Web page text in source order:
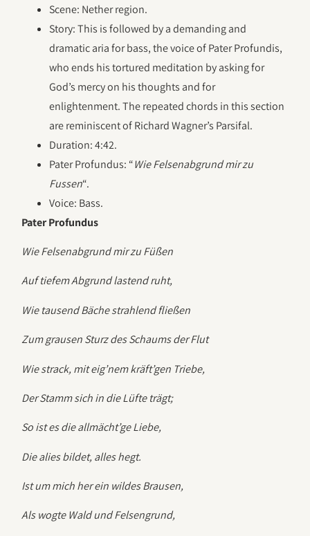
Scene: Nether region.
Story: This is followed by a demanding and
dramatic aria for bass, the voice of Pater Profundis,
who ends his tortured meditation by asking for
God’s mercy on his thoughts and for
enlightenment. The repeated chords in this section
are reminiscent of Richard Wagner’s Parsifal.
Duration: 4:42.
Pater Profundus: “Wie Felsenabgrund mir zu
Fussen“.
Voice: Bass.
Pater Profundus
Wie Felsenabgrund mir zu Füßen
Auf tiefem Abgrund lastend ruht,
Wie tausend Bäche strahlend fließen
Zum grausen Sturz des Schaums der Flut
Wie strack, mit eig’nem kräft’gen Triebe,
Der Stamm sich in die Lüfte trägt;
So ist es die allmächt’ge Liebe,
Die alies bildet, alles hegt.
Ist um mich her ein wildes Brausen,
Als wogte Wald und Felsengrund,